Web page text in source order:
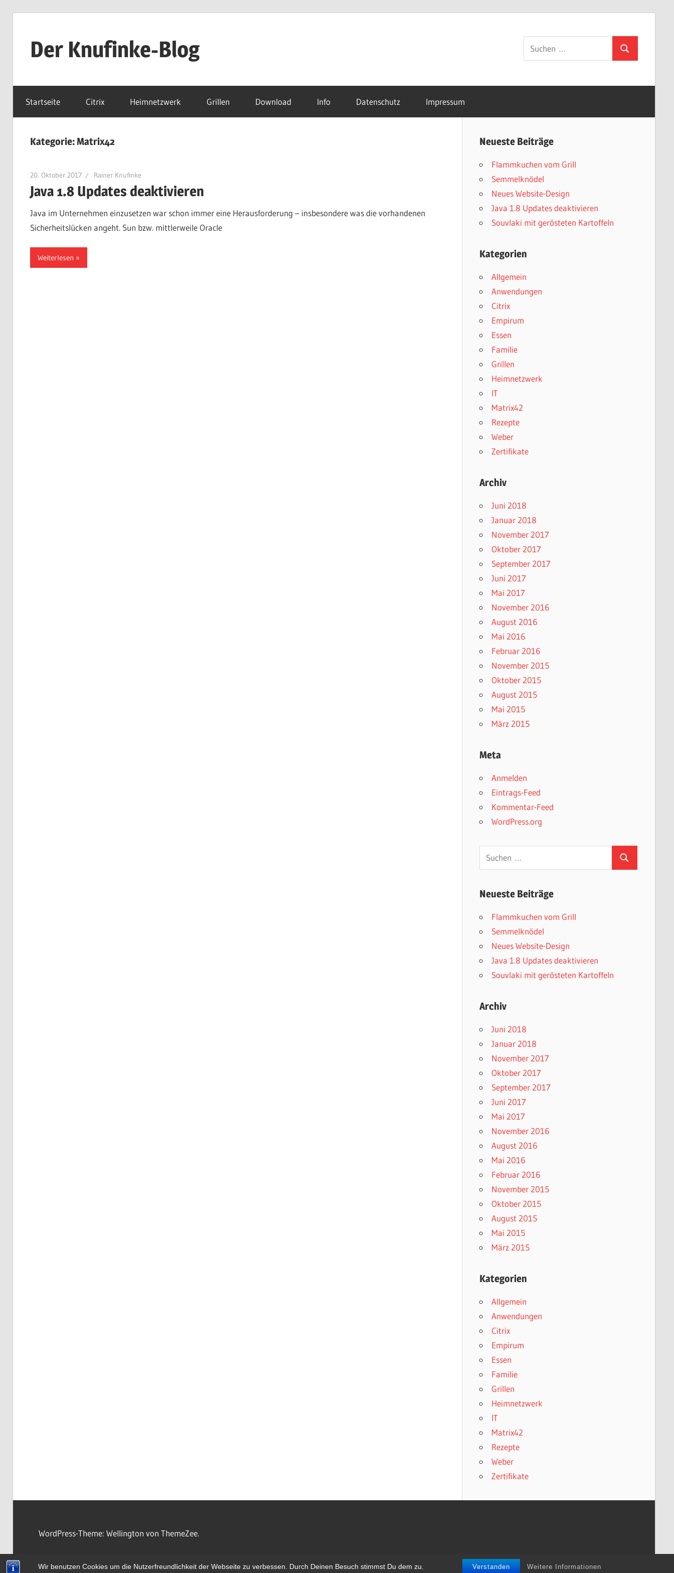
Wir benutzen Cookies um die Nutzerfreundlichkeit der Webseite zu verbessen. Durch Deinen Besuch stimmst Du dem zu. Verstanden Weitere Informationen
springenDer Knufinke-Blog
und
Das
und
Suchen
nach:
Suchen
Startseite Citrix Heimnetzwerk Grillen Download Info Datenschutz Impressum
Kategorie:Matrix42
20. Oktober 2017 Rainer Knufinke
Java 1.8 Updates deaktivieren
Java im Unternehmen einzusetzen war schon immer eine Herausforderung – insbesondere was die vorhandenen
Sicherheitslücken angeht. Sun bzw. mittlerweile Oracle
Weiterlesen
Neueste Beiträge
Flammkuchen vom Grill
Semmelknödel
Neues Website-Design
Java 1.8 Updates deaktivieren
Souvlaki mit gerösteten Kartoffeln
Kategorien
Allgemein
Anwendungen
Citrix
Empirum
Essen
Familie
Grillen
Heimnetzwerk
IT
Matrix42
Rezepte
Weber
Zertifikate
Archiv
Juni 2018
Januar 2018
November 2017
Oktober 2017
September 2017
Juni 2017
Mai 2017
November 2016
August 2016
Mai 2016
Februar 2016
November 2015
Oktober 2015
August 2015
Mai 2015
März 2015
Meta
Anmelden
Eintrags-Feed
Kommentar-Feed
WordPress.org
Suchen
nach:
Suchen
Neueste Beiträge
Flammkuchen vom Grill
Semmelknödel
Neues Website-Design
Java 1.8 Updates deaktivieren
Souvlaki mit gerösteten Kartoffeln
Archiv
Juni 2018
Januar 2018
November 2017
Oktober 2017
September 2017
Juni 2017
Mai 2017
November 2016
August 2016
Mai 2016
Februar 2016
November 2015
Oktober 2015
August 2015
Mai 2015
März 2015
Kategorien
Allgemein
Anwendungen
Citrix
Empirum
Essen
Familie
Grillen
Heimnetzwerk
IT
Matrix42
Rezepte
Weber
Zertifikate
WordPress-Theme: Wellington von ThemeZee.